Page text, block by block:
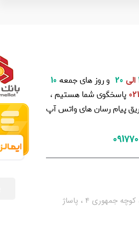
الی و روز های جمعه
پاسخگوی شما هستیم ،
پیام رسان های واتس آپ
بندر گناوه ، بین چهارراه توپ و ناخدا حمزه ، کوچه جمهوری 4 ، پاساژ